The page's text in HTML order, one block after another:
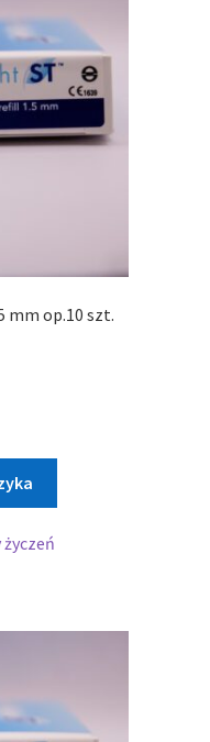
mm op.10 szt.